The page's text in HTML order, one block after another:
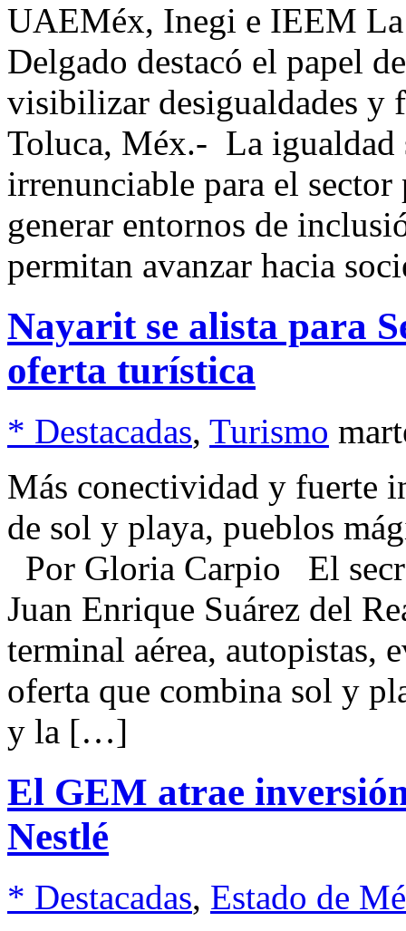
UAEMéx, Inegi e IEEM
Delgado destacó el papel
visibilizar desigualdades
Toluca, Méx.- La igualdad
irrenunciable para el
generar entornos de
permitan avanzar hacia
Nayarit se alista para
oferta turística
* Destacadas, Turismo
Más conectividad y fuerte
de sol y playa, pueblos
Por Gloria Carpio El
Juan Enrique Suárez del
terminal aérea, autopistas,
oferta que combina sol y
y la […]
El GEM atrae
Nestlé
* Destacadas, Estado de